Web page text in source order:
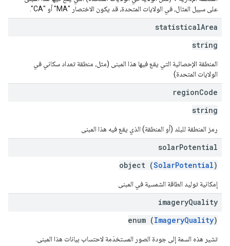
على سبيل المثال، في الولايات المتحدة، قد يكون الاختصار "MA" أو "CA".
statisticalArea
string
المنطقة الإحصائية التي يقع فيها هذا المبنى (مثل، منطقة تعداد سكاني في
الولايات المتحدة)
regionCode
string
رمز المنطقة للبلد (أو المنطقة) الذي يقع فيه هذا المبنى
solarPotential
object (SolarPotential)
إمكانية توليد الطاقة الشمسية في المبنى
imageryQuality
enum (ImageryQuality)
تشير هذه السمة إلى جودة الصور المستخدَمة لاحتساب بيانات هذا المبنى.